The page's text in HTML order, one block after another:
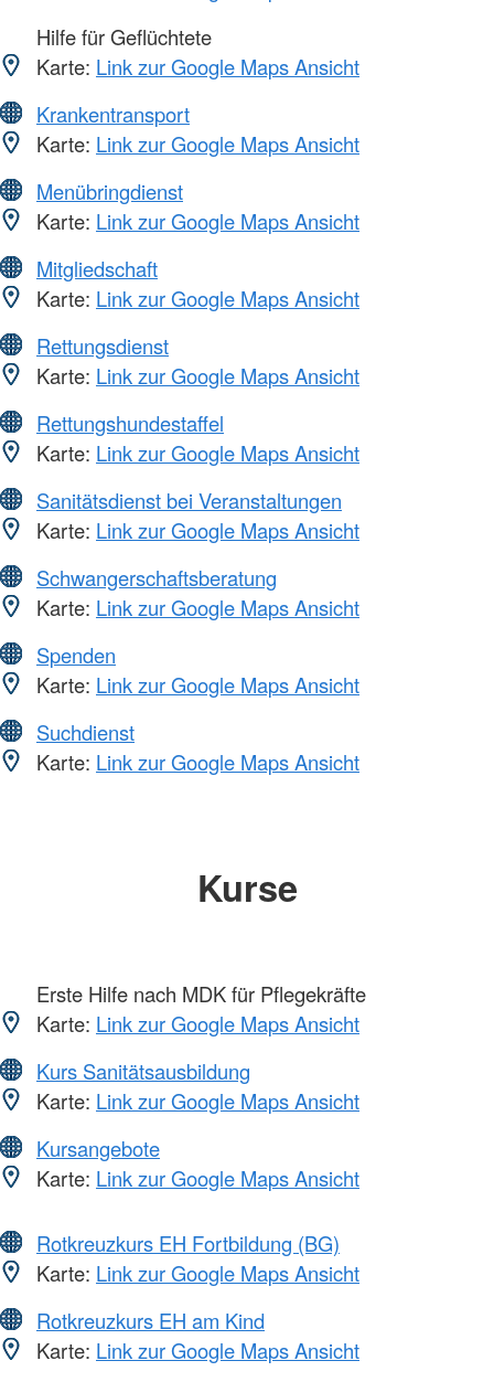
Hilfe für Geflüchtete
Karte: Link zur Google Maps Ansicht
Krankentransport
Karte: Link zur Google Maps Ansicht
Menübringdienst
Karte: Link zur Google Maps Ansicht
Mitgliedschaft
Karte: Link zur Google Maps Ansicht
Rettungsdienst
Karte: Link zur Google Maps Ansicht
Rettungshundestaffel
Karte: Link zur Google Maps Ansicht
Sanitätsdienst bei Veranstaltungen
Karte: Link zur Google Maps Ansicht
Schwangerschaftsberatung
Karte: Link zur Google Maps Ansicht
Spenden
Karte: Link zur Google Maps Ansicht
Suchdienst
Karte: Link zur Google Maps Ansicht
Kurse
Erste Hilfe nach MDK für Pflegekräfte
Karte: Link zur Google Maps Ansicht
Kurs Sanitätsausbildung
Karte: Link zur Google Maps Ansicht
Kursangebote
Karte: Link zur Google Maps Ansicht
Rotkreuzkurs EH Fortbildung (BG)
Karte: Link zur Google Maps Ansicht
Rotkreuzkurs EH am Kind
Karte: Link zur Google Maps Ansicht